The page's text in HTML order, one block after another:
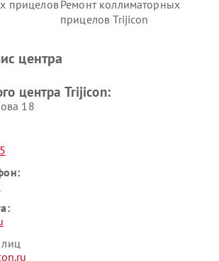
прицеловРемонт коллиматорных
прицелов Trijicon
центра
центра Trijicon:
18